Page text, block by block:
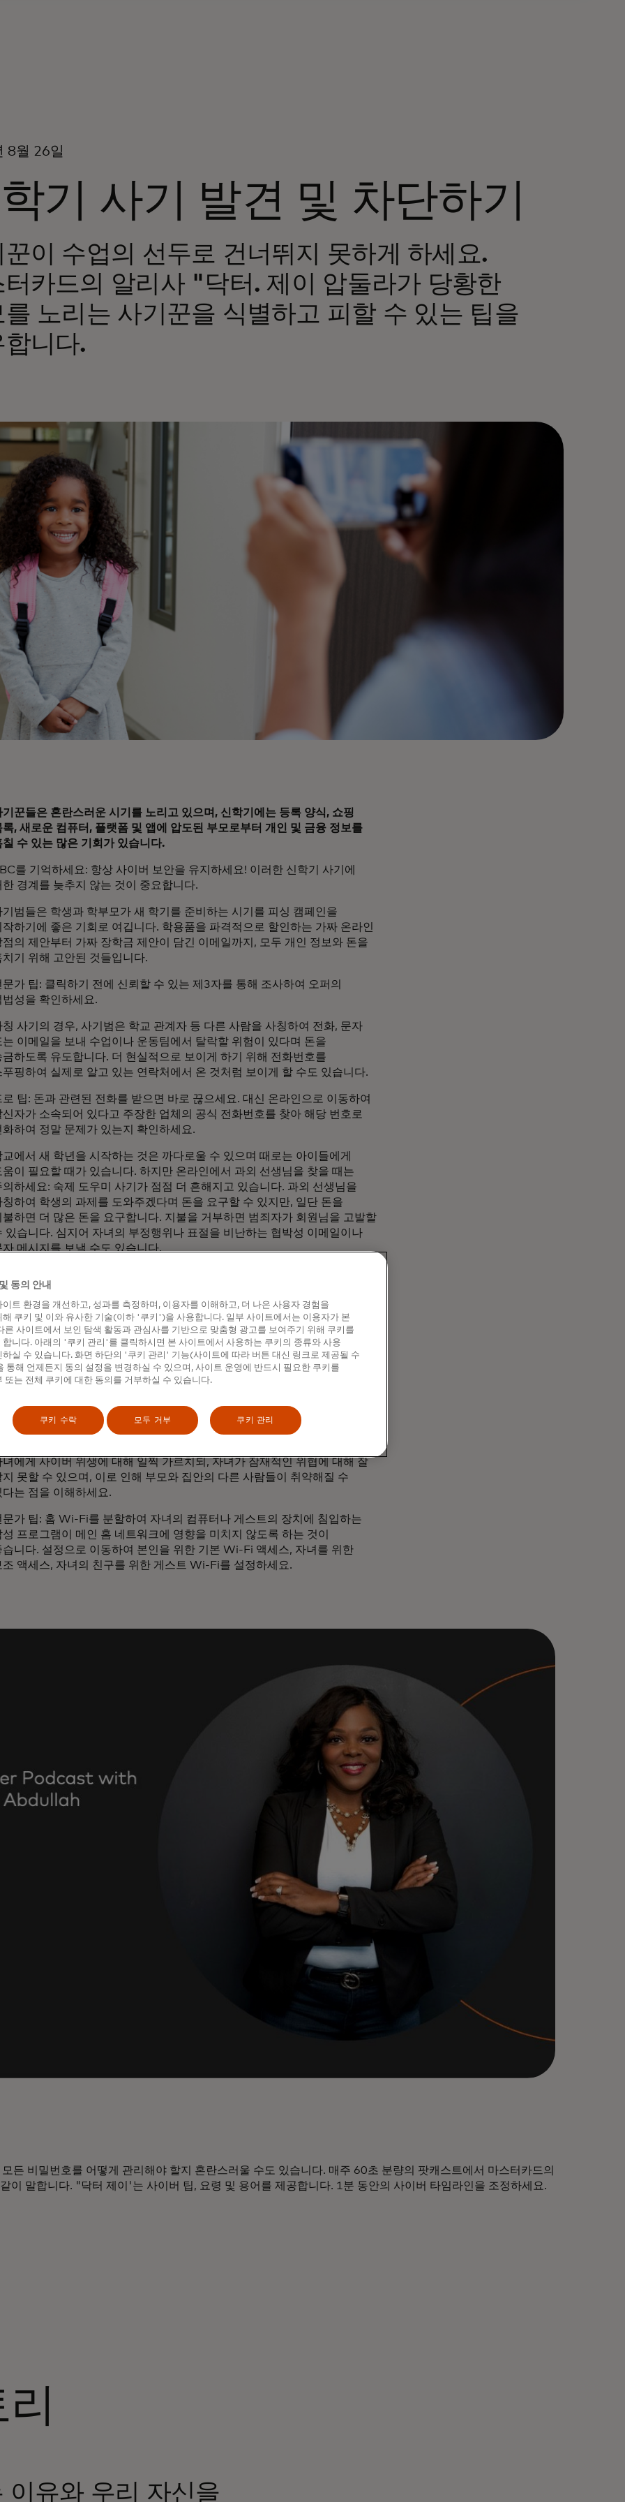
8월 26일
기 사기 발견 및 차단하기
꾼이 수업의 선두로 건너뛰지 못하게 하세요.
터카드의 알리사 "닥터. 제이 압둘라가 당황한
를 노리는 사기꾼을 식별하고 피할 수 있는 팁을
니다.
기꾼들은 혼란스러운 시기를 노리고 있으며, 신학기에는 등록 양식, 쇼핑
록, 새로운 컴퓨터, 플랫폼 및 앱에 압도된 부모로부터 개인 및 금융 정보를
칠 수 있는 많은 기회가 있습니다.
를 기억하세요: 항상 사이버 보안을 유지하세요! 이러한 신학기 사기에
한 경계를 늦추지 않는 것이 중요합니다.
기범들은 학생과 학부모가 새 학기를 준비하는 시기를 피싱 캠페인을
작하기에 좋은 기회로 여깁니다. 학용품을 파격적으로 할인하는 가짜 온라인
점의 제안부터 가짜 장학금 제안이 담긴 이메일까지, 모두 개인 정보와 돈을
치기 위해 고안된 것들입니다.
문가 팁: 클릭하기 전에 신뢰할 수 있는 제3자를 통해 조사하여 오퍼의
법성을 확인하세요.
칭 사기의 경우, 사기범은 학교 관계자 등 다른 사람을 사칭하여 전화, 문자
는 이메일을 보내 수업이나 운동팀에서 탈락할 위험이 있다며 돈을
금하도록 유도합니다. 더 현실적으로 보이게 하기 위해 전화번호를
푸핑하여 실제로 알고 있는 연락처에서 온 것처럼 보이게 할 수도 있습니다.
로 팁: 돈과 관련된 전화를 받으면 바로 끊으세요. 대신 온라인으로 이동하여
신자가 소속되어 있다고 주장한 업체의 공식 전화번호를 찾아 해당 번호로
화하여 정말 문제가 있는지 확인하세요.
교에서 새 학년을 시작하는 것은 까다로울 수 있으며 때로는 아이들에게
움이 필요할 때가 있습니다. 하지만 온라인에서 과외 선생님을 찾을 때는
의하세요: 숙제 도우미 사기가 점점 더 흔해지고 있습니다. 과외 선생님을
칭하여 학생의 과제를 도와주겠다며 돈을 요구할 수 있지만, 일단 돈을
불하면 더 많은 돈을 요구합니다. 지불을 거부하면 범죄자가 회원님을 고발할
있습니다. 심지어 자녀의 부정행위나 표절을 비난하는 협박성 이메일이나
자 메시지를 보낼 수도 있습니다.
교 첫날 사진을 올리는 연례 전통을 좋아하지만, 부모님들은 소셜 미디어에서
유하는 정보에 주의를 기울여야 합니다. 교사 이름, 학교 마스코트 또는 기타
인 정보가 포함된 표지판은 무해해 보일 수 있지만 악의적인 의도를 가진
람에게는 중요한 정보가 될 수 있습니다. 계정 잠금을 해제하는 데 사용하는
안 질문은 때때로 바로 이 정보를 사용하거나 본인 또는 자녀가 비밀번호를
들 때 사용하는 정보입니다.
로 팁: 아이들이 모두 차려입고 등교할 준비를 마친 사진만 공유하고 개인
보는 스크랩북에 남겨두는 것이 좋습니다.
녀에게 사이버 위생에 대해 일찍 가르치되, 자녀가 잠재적인 위협에 대해 잘
지 못할 수 있으며, 이로 인해 부모와 집안의 다른 사람들이 취약해질 수
다는 점을 이해하세요.
문가 팁: 홈 Wi-Fi를 분할하여 자녀의 컴퓨터나 게스트의 장치에 침입하는
성 프로그램이 메인 홈 네트워크에 영향을 미치지 않도록 하는 것이
습니다. 설정으로 이동하여 본인을 위한 기본 Wi-Fi 액세스, 자녀를 위한
조 액세스, 자녀의 친구를 위한 게스트 Wi-Fi를 설정하세요.
든 비밀번호를 어떻게 관리해야 할지 혼란스러울 수도 있습니다. 매주 60초 분량의 팟캐스트에서 마스터카드의
이 말합니다. "닥터 제이'는 사이버 팁, 요령 및 용어를 제공합니다. 1분 동안의 사이버 타임라인을 조정하세요.
이유와 우리 자신을
동의 안내
이트 환경을 개선하고, 성과를 측정하며, 이용자를 이해하고, 더 나은 사용자 경험을
해 쿠키 및 이와 유사한 기술(이하 '쿠키')을 사용합니다. 일부 사이트에서는 이용자가 본
른 사이트에서 보인 탐색 활동과 관심사를 기반으로 맞춤형 광고를 보여주기 위해 쿠키를
합니다. 아래의 '쿠키 관리'를 클릭하시면 본 사이트에서 사용하는 쿠키의 종류와 사용
하실 수 있습니다. 화면 하단의 '쿠키 관리' 기능(사이트에 따라 버튼 대신 링크로 제공될 수
통해 언제든지 동의 설정을 변경하실 수 있으며, 사이트 운영에 반드시 필요한 쿠키를
또는 전체 쿠키에 대한 동의를 거부하실 수 있습니다.
쿠키 수락 모두 거부 쿠키 관리